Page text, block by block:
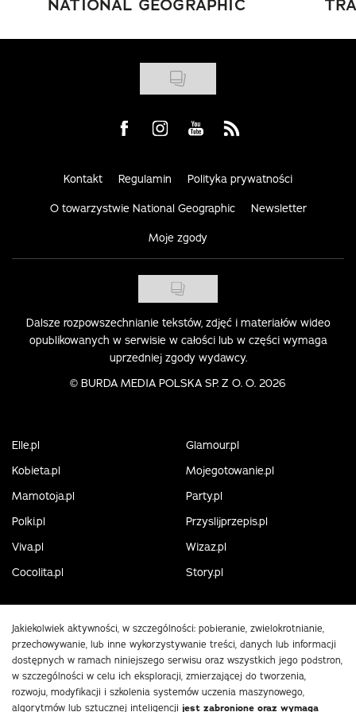
NATIONAL GEOGRAPHIC
Visit us on Facebook
Visit us on Instagram
Visit us on Youtube
Visit us on Rss
Kontakt Regulamin Polityka prywatności
O towarzystwie National Geographic Newsletter
Moje zgody
Dalsze rozpowszechnianie tekstów, zdjęć i materiałów wideo
opublikowanych w serwisie w całości lub w części wymaga
uprzedniej zgody wydawcy.
© BURDA MEDIA POLSKA SP. Z O. O. 2026
Elle.pl
Glamour.pl
Kobieta.pl
Mojegotowanie.pl
Mamotoja.pl
Party.pl
Polki.pl
Przyslijprzepis.pl
Viva.pl
Wizaz.pl
Cocolita.pl
Story.pl
Jakiekolwiek aktywności, w szczególności: pobieranie, zwielokrotnianie,
przechowywanie, lub inne wykorzystywanie treści, danych lub informacji
dostępnych w ramach niniejszego serwisu oraz wszystkich jego podstron,
w szczególności w celu ich eksploracji, zmierzającej do tworzenia,
rozwoju, modyfikacji i szkolenia systemów uczenia maszynowego,
algorytmów lub sztucznej inteligencji jest zabronione oraz wymaga